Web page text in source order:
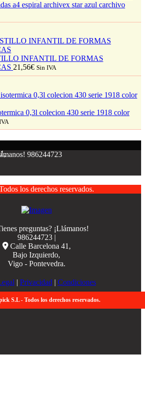
a4 espiral archivex star azul carchivo
INFANTIL DE FORMAS
21,56€ Sin IVA
0,3l colecion 430 serie 1918 color
986244723
los derechos reservados.
preguntas? ¡Llámanos!
986244723 |
Calle Barcelona 41,
Bajo Izquierdo,
Vigo - Pontevedra.
| Privacidad | Condiciones
S.L - Todos los derechos reservados.